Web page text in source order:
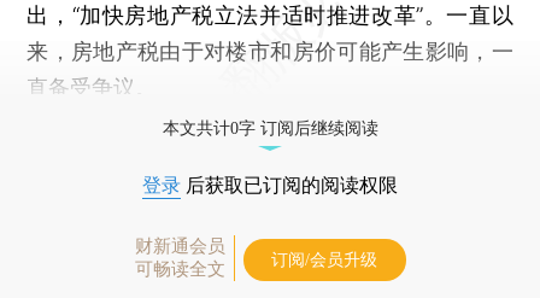
出，“加快房地产税立法并适时推进改革”。一直以
来，房地产税由于对楼市和房价可能产生影响，一
直备受争议。
本文共计0字 订阅后继续阅读
登录 后获取已订阅的阅读权限
财新通会员
可畅读全文
订阅/会员升级